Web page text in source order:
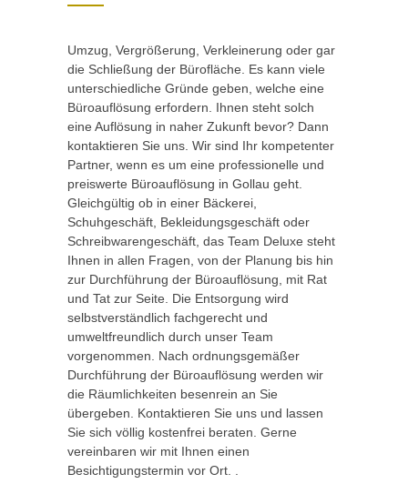
Umzug, Vergrößerung, Verkleinerung oder gar
die Schließung der Bürofläche. Es kann viele
unterschiedliche Gründe geben, welche eine
Büroauflösung erfordern. Ihnen steht solch
eine Auflösung in naher Zukunft bevor? Dann
kontaktieren Sie uns. Wir sind Ihr kompetenter
Partner, wenn es um eine professionelle und
preiswerte Büroauflösung in Gollau geht.
Gleichgültig ob in einer Bäckerei,
Schuhgeschäft, Bekleidungsgeschäft oder
Schreibwarengeschäft, das Team Deluxe steht
Ihnen in allen Fragen, von der Planung bis hin
zur Durchführung der Büroauflösung, mit Rat
und Tat zur Seite. Die Entsorgung wird
selbstverständlich fachgerecht und
umweltfreundlich durch unser Team
vorgenommen. Nach ordnungsgemäßer
Durchführung der Büroauflösung werden wir
die Räumlichkeiten besenrein an Sie
übergeben. Kontaktieren Sie uns und lassen
Sie sich völlig kostenfrei beraten. Gerne
vereinbaren wir mit Ihnen einen
Besichtigungstermin vor Ort. .